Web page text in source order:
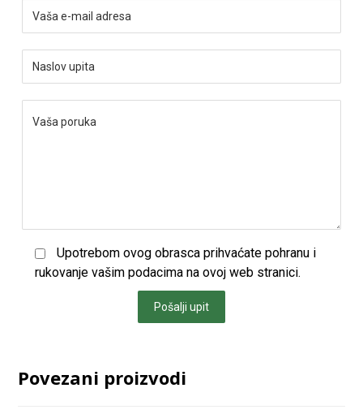
Upotrebom ovog obrasca prihvaćate pohranu i
rukovanje vašim podacima na ovoj web stranici.
Pošalji upit
Povezani proizvodi